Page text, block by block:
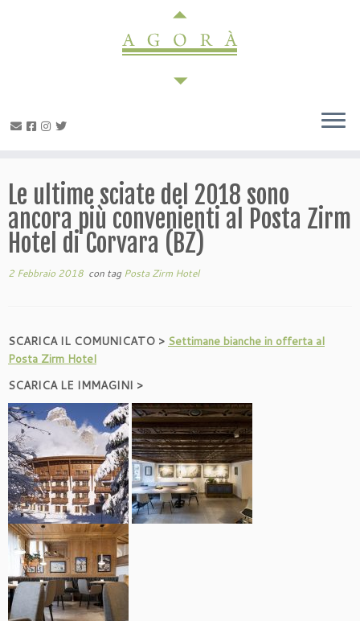
Le ultime sciate del 2018 sono
ancora più convenienti al Posta Zirm
Hotel di Corvara (BZ)
2 Febbraio 2018 con tagPosta Zirm Hotel
SCARICA IL COMUNICATO > Settimane bianche in offerta al
Posta Zirm Hotel
SCARICA LE IMMAGINI >